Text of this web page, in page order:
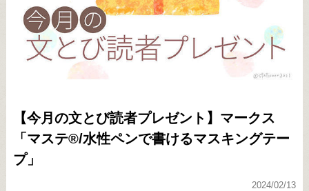
【今月の文とび読者プレゼント】マークス
「マステ®/水性ペンで書けるマスキングテー
プ」
2024/02/13